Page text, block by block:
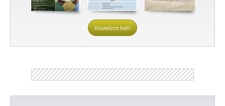
Visualizza tutti